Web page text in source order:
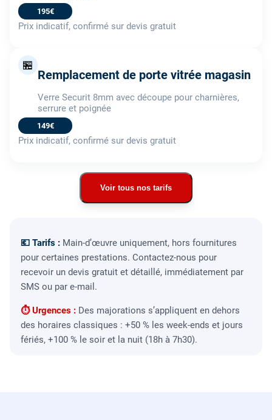
195€
Prix indicatif, confirmé sur devis gratuit
🏪
Remplacement de porte vitrée magasin
Verre Securit 8mm avec découpe pour charnières,
serrure et poignée
149€
Prix indicatif, confirmé sur devis gratuit
Voir tous nos tarifs
💶 Tarifs : Main-d’œuvre uniquement, hors fournitures
pour certaines prestations. Contactez-nous pour
recevoir un devis gratuit et détaillé, immédiatement par
SMS ou par e-mail.
⏱ Urgences : Des majorations s’appliquent en dehors
des horaires classiques : +50 % les week-ends et jours
fériés, +100 % le soir et la nuit (18h à 7h30).